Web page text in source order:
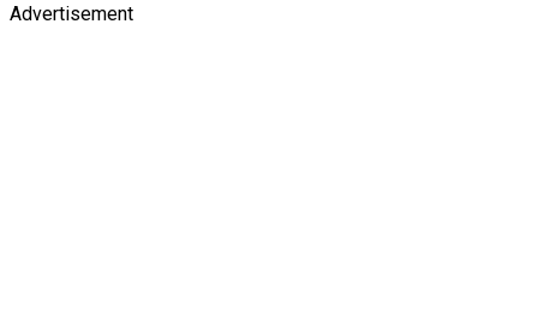
Advertisement